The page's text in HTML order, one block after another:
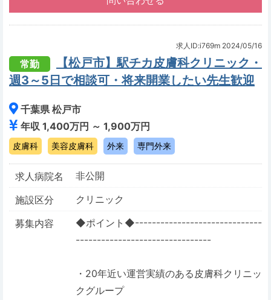
求人ID:i769m 2024/05/16
常勤
【松戸市】駅チカ皮膚科クリニック・
週3～5日で相談可・将来開業したい先生歓迎
千葉県 松戸市
年収 1,400万円 ～ 1,900万円
皮膚科 美容皮膚科 外来 専門外来
求人病院名
非公開
施設区分
クリニック
募集内容
◆ポイント◆------------------------------
--------------------------------
・20年近い運営実績のある皮膚科クリニッ
クグループ